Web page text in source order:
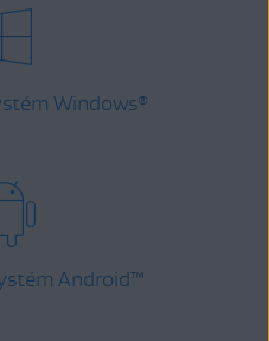
Windows®
Android™